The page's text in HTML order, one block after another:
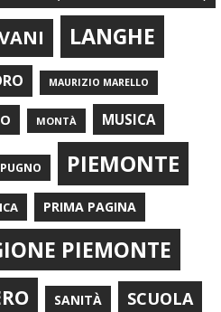
LANGHE
MAURIZIO MARELLO
MONTÀ MUSICA
PIEMONTE
PRIMA PAGINA
PIEMONTE
SANITÀ SCUOLA